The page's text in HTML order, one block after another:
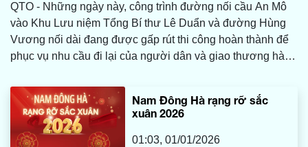
QTO - Những ngày này, công trình đường nối cầu An Mô
vào Khu Lưu niệm Tổng Bí thư Lê Duẩn và đường Hùng
Vương nối dài đang được gấp rút thi công hoàn thành để
phục vụ nhu cầu đi lại của người dân và giao thương hàng
Nam Đông Hà rạng rỡ sắc
xuân 2026
01:03, 01/01/2026